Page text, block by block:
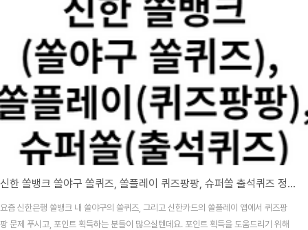
신한 쏠뱅크 쏠야구 쏠퀴즈, 쏠플레이 퀴즈팡팡, 슈퍼쏠 출석퀴즈 정답 5월 22일
요즘 신한은행 쏠뱅크 내 쏠야구의 쏠퀴즈, 그리고 신한카드의 쏠플레이 앱에서 퀴즈팡
팡 문제 푸시고, 포인트 획득하는 분들이 많으실텐데요. 포인트 획득을 도움드리기 위해